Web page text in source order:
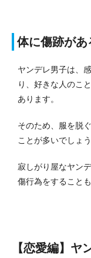
体に傷跡があ
ヤンデレ男子は、
り、好きな人のこ
あります。
そのため、服を脱
ことが多いでしょう
寂しがり屋なヤン
傷行為をすることも
【恋愛編】ヤ